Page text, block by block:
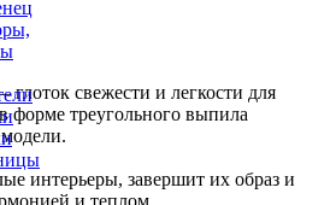
свежести и легкости для
форме треугольного выпила
модели.
интерьеры, завершит их образ и
и теплом.